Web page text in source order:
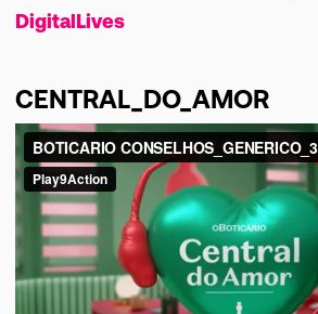
DigitalLives
CENTRAL_DO_AMOR